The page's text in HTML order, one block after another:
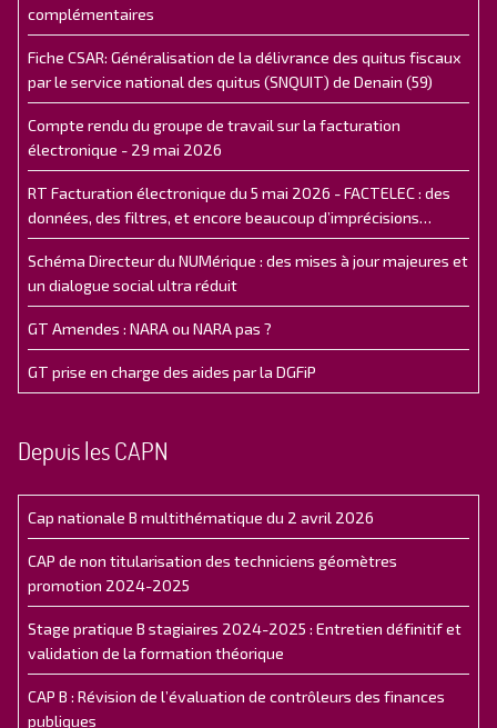
complémentaires
Fiche CSAR: Généralisation de la délivrance des quitus fiscaux
par le service national des quitus (SNQUIT) de Denain (59)
Compte rendu du groupe de travail sur la facturation
électronique - 29 mai 2026
RT Facturation électronique du 5 mai 2026 - FACTELEC : des
données, des filtres, et encore beaucoup d’imprécisions…
Schéma Directeur du NUMérique : des mises à jour majeures et
un dialogue social ultra réduit
GT Amendes : NARA ou NARA pas ?
GT prise en charge des aides par la DGFiP
Depuis les CAPN
Cap nationale B multithématique du 2 avril 2026
CAP de non titularisation des techniciens géomètres
promotion 2024-2025
Stage pratique B stagiaires 2024-2025 : Entretien définitif et
validation de la formation théorique
CAP B : Révision de l’évaluation de contrôleurs des finances
publiques